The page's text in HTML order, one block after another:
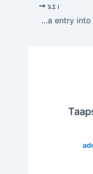
اگلا
Bigg Boss 13 Shehnaz Gill and Himanshi Khurana Fight reason and why Shehnaz cried seeing Himanshi Khurana entry into the Bigg Boss house